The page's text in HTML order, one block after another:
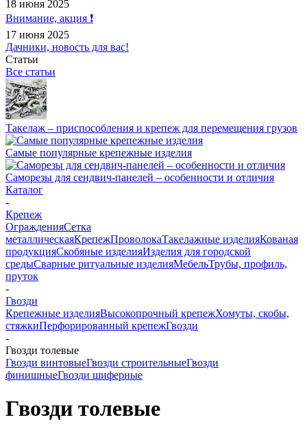
18 июня 2025
Внимание, акция ❗️
17 июня 2025
Дачники, новость для вас!
Статьи
Все статьи
Такелаж – приспособления и крепеж для перемещения грузов
Самые популярные крепежные изделия
Саморезы для сендвич-панелей – особенности и отличия
Каталог
-
Крепеж
ОгражденияСетка
металлическаяКрепежПроволокаТакелажные изделияКованая
продукцияСкобяные изделияИзделия для городской
средыСварные ритуальные изделияМебельТрубы, профиль,
пруток
-
Гвозди
Крепежные изделияВысокопрочный крепежХомуты, скобы,
стяжкиПерфорированный крепежГвозди
-
Гвозди толевые
Гвозди винтовыеГвозди строительныеГвозди
финишныеГвозди шиферные
Гвозди толевые